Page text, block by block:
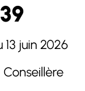
juin 2026